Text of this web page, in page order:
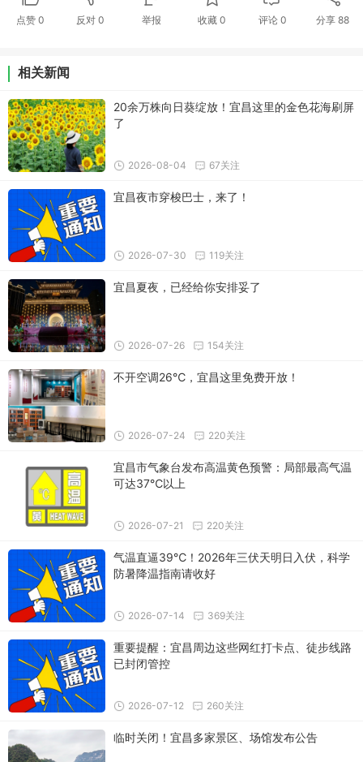
点赞 0 反对0 举报 收藏 0 评论 0 分享88
相关新闻
20余万株向日葵绽放！宜昌这里的金色花海刷屏
了
67关注
2026-08-04
宜昌夜市穿梭巴士，来了！
119关注
2026-07-30
宜昌夏夜，已经给你安排妥了
154关注
2026-07-26
不开空调26℃，宜昌这里免费开放！
220关注
2026-07-24
宜昌市气象台发布高温黄色预警：局部最高气温
可达37℃以上
220关注
2026-07-21
气温直逼39℃！2026年三伏天明日入伏，科学
防暑降温指南请收好
369关注
2026-07-14
重要提醒：宜昌周边这些网红打卡点、徒步线路
已封闭管控
260关注
2026-07-12
临时关闭！宜昌多家景区、场馆发布公告